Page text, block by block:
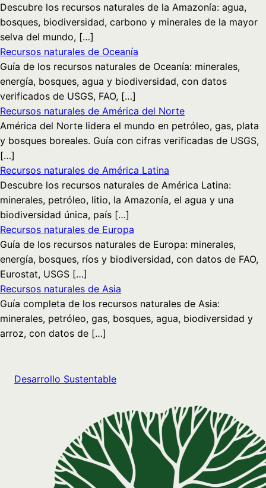
Descubre los recursos naturales de la Amazonía: agua,
bosques, biodiversidad, carbono y minerales de la mayor
selva del mundo, […]
Recursos naturales de Oceanía
Guía de los recursos naturales de Oceanía: minerales,
energía, bosques, agua y biodiversidad, con datos
verificados de USGS, FAO, […]
Recursos naturales de América del Norte
América del Norte lidera el mundo en petróleo, gas, plata
y bosques boreales. Guía con cifras verificadas de USGS,
[…]
Recursos naturales de América Latina
Descubre los recursos naturales de América Latina:
minerales, petróleo, litio, la Amazonía, el agua y una
biodiversidad única, país […]
Recursos naturales de Europa
Guía de los recursos naturales de Europa: minerales,
energía, bosques, ríos y biodiversidad, con datos de FAO,
Eurostat, USGS […]
Recursos naturales de Asia
Guía completa de los recursos naturales de Asia:
minerales, petróleo, gas, bosques, agua, biodiversidad y
arroz, con datos de […]
Desarrollo Sustentable